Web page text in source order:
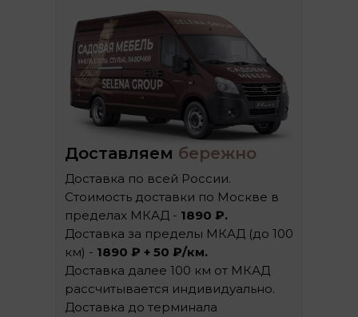
Доставляем бережно
Доставка по всей России.
Стоимость доставки по Москве в
пределах МКАД - 1890 ₽.
Доставка за пределы МКАД (до 100
км) - 1890 ₽ + 50 ₽/км.
Доставка далее 100 км от МКАД
рассчитывается индивидуально.
Доставка до терминала